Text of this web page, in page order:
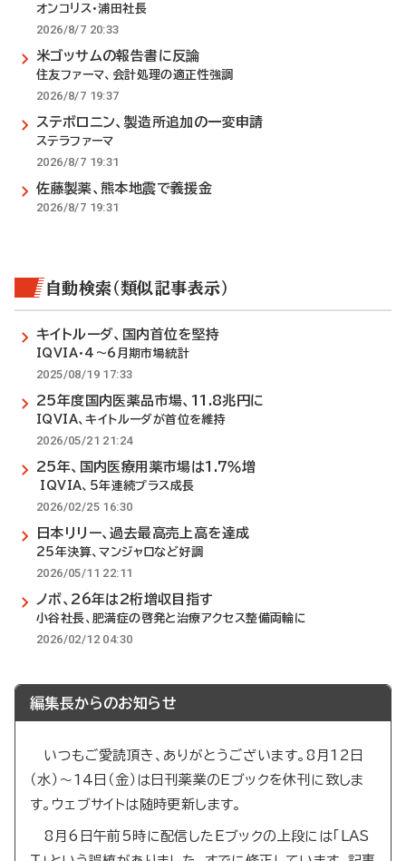
オンコリス・浦田社長
2026/8/7 20:33
米ゴッサムの報告書に反論
住友ファーマ、会計処理の適正性強調
2026/8/7 19:37
ステボロニン、製造所追加の一変申請
ステラファーマ
2026/8/7 19:31
佐藤製薬、熊本地震で義援金
2026/8/7 19:31
自動検索（類似記事表示）
キイトルーダ、国内首位を堅持
IQVIA・4～6月期市場統計
2025/08/19 17:33
25年度国内医薬品市場、11.8兆円に
IQVIA、キイトルーダが首位を維持
2026/05/21 21:24
25年、国内医療用薬市場は1.7％増
IQVIA、5年連続プラス成長
2026/02/25 16:30
日本リリー、過去最高売上高を達成
25年決算、マンジャロなど好調
2026/05/11 22:11
ノボ、26年は2桁増収目指す
小谷社長、肥満症の啓発と治療アクセス整備両輪に
2026/02/12 04:30
編集長からのお知らせ
いつもご愛読頂き、ありがとうございます。8月12日
（水）～14日（金）は日刊薬業のEブックを休刊に致しま
す。ウェブサイトは随時更新します。
8月6日午前5時に配信したEブックの上段には「LAS